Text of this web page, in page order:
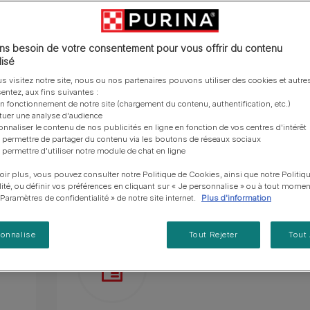
Purina® One®
Toutes nos marques
Tous nos conseils d’expert
pour chien
PRO PLAN® Veterinary Diets
Comment choisir ses
récompenses
Tous nos conseils d’expert
Santé et bien-être du chat
Alimentation pour un chat
fabrication et de leur impact environnemental.
En savoir plus
d'Agriculture Régénératrice
Nos efforts en matière de
Farmtopia
Bâtonnets à la texture dense longue durée
Texture dense longue durée pour un
Scientifiquement prouvé pour réduire la
Aide à réduire la formation de la plaque et
En savoir plus
Présentation du produit
besoin de votre consentement pour vous offrir du contenu
visitez notre site, nous ou nos partenaires pouvons utiliser des cookies et
aux fins suivantes :
fonctionnement de notre site (chargement du contenu, authentification, etc.)
une analyse d'audience
le contenu de nos publicités en ligne en fonction de vos centres d'intérêt
de partager du contenu via les boutons de réseaux sociaux
d'utiliser notre module de chat en ligne
plus, vous pouvez consulter notre Politique de Cookies, ainsi que notre
ou définir vos préférences en cliquant sur « Je personnalise » ou à tout
de confidentialité » de notre site internet.
Plus d'information
Tout Rejeter Tout